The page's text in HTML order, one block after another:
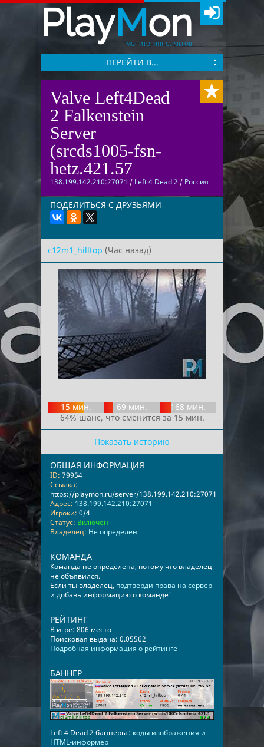
PlayMon
МОНИТОРИНГ СЕРВЕРОВ
ПЕРЕЙТИ В...
Valve Left4Dead
2 Falkenstein
Server
(srcds1005-fsn-
hetz.421.57
138.199.142.210:27071 / Left 4 Dead 2 / Россия
ПОДЕЛИТЬСЯ С ДРУЗЬЯМИ
c12m1_hilltop (Час назад)
15 мин. 69 мин.
168 мин.
64% шанс, что сменится за 15 мин.
Показать историю
ОБЩАЯ ИНФОРМАЦИЯ
ID: 79954
Ссылка:
https://playmon.ru/server/138.199.142.210:27071
Адрес: 138.199.142.210:27071
Игроки: 0/4
Статус: Включен
Владелец: Не определён
КОМАНДА
Команда не определена, потому что владелец
не объявился.
Если ты владелец, подтверди права на сервер
и добавь информацию о команде!
РЕЙТИНГ
В игре: 806 место
Поисковая выдача: 0.05562
Подробная информация о рейтинге
БАННЕР
Left 4 Dead 2 баннеры : коды изображения и
HTML-информер